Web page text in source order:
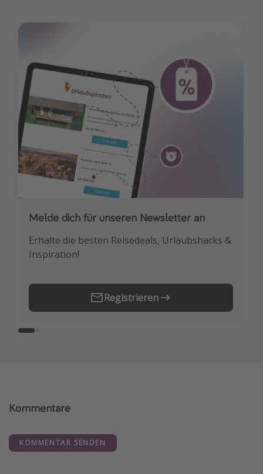
Melde dich für unseren Newsletter an
Erhalte die besten Reisedeals, Urlaubshacks &
Inspiration!
Registrieren
Downloade unsere App
Buche die besten Reiseschnäppchen als
Erstes.
Kommentare
KOMMENTAR SENDEN